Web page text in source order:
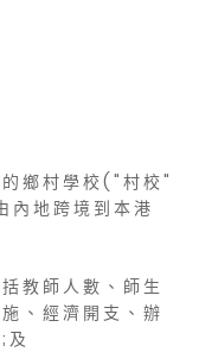
鄉 村 學 校 ( " 村 校 "
內 地 跨 境 到 本 港
教 師 人 數 、 師 生
、 經 濟 開 支 、 辦
及